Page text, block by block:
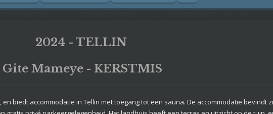
2024 - TELLIN
Gite Mameye - KERSTMIS
biedt accommodatie in Tellin met toegang tot een sauna. De accommodatie bevindt